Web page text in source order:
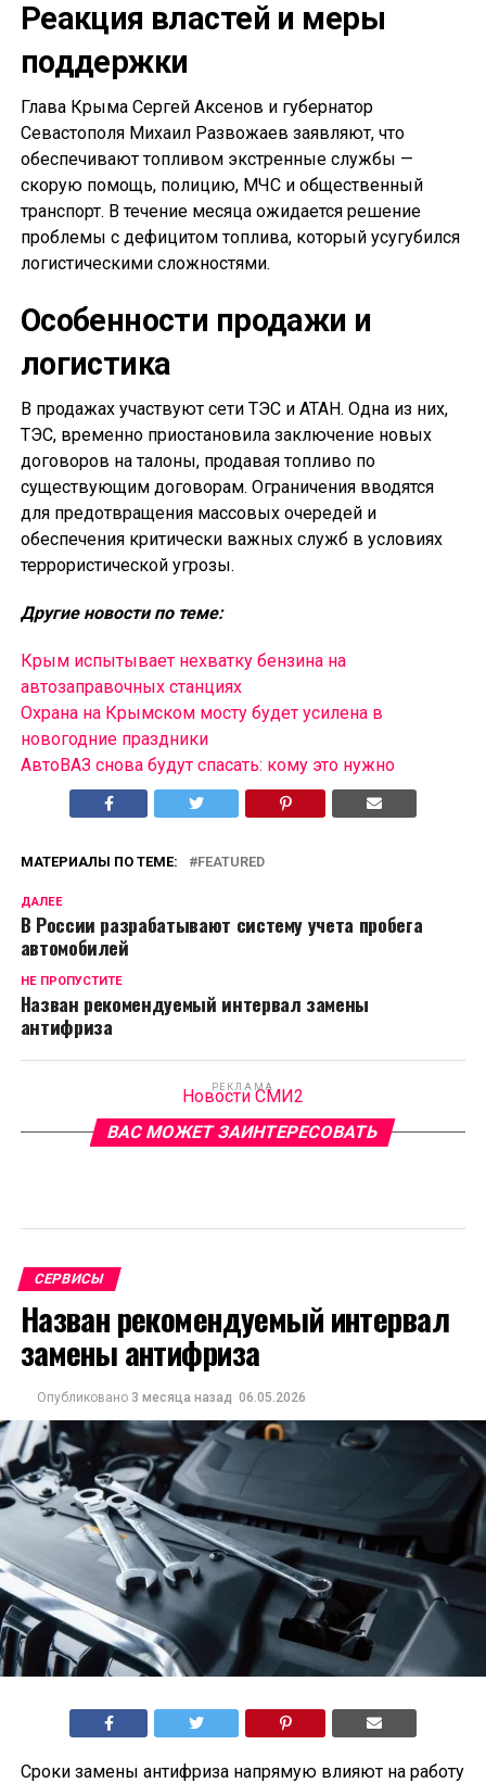
Реакция властей и меры
поддержки
Глава Крыма Сергей Аксенов и губернатор
Севастополя Михаил Развожаев заявляют, что
обеспечивают топливом экстренные службы —
скорую помощь, полицию, МЧС и общественный
транспорт. В течение месяца ожидается решение
проблемы с дефицитом топлива, который усугубился
логистическими сложностями.
Особенности продажи и
логистика
В продажах участвуют сети ТЭС и АТАН. Одна из них,
ТЭС, временно приостановила заключение новых
договоров на талоны, продавая топливо по
существующим договорам. Ограничения вводятся
для предотвращения массовых очередей и
обеспечения критически важных служб в условиях
террористической угрозы.
Другие новости по теме:
Крым испытывает нехватку бензина на
автозаправочных станциях
Охрана на Крымском мосту будет усилена в
новогодние праздники
АвтоВАЗ снова будут спасать: кому это нужно
МАТЕРИАЛЫ ПО ТЕМЕ: FEATURED
ДАЛЕЕ
В России разрабатывают систему учета пробега
автомобилей
НЕ ПРОПУСТИТЕ
Назван рекомендуемый интервал замены
антифриза
РЕКЛАМА
Новости СМИ2
ВАС МОЖЕТ ЗАИНТЕРЕСОВАТЬ
СЕРВИСЫ
Назван рекомендуемый интервал
замены антифриза
Опубликовано 3 месяца назад 06.05.2026
Сроки замены антифриза напрямую влияют на работу